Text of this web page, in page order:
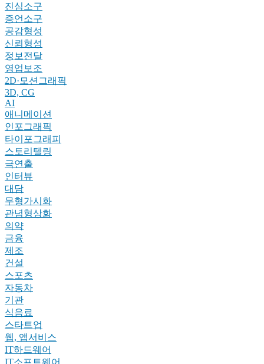
진심소구
증언소구
공감형성
신뢰형성
정보전달
영업보조
2D·모션그래픽
3D, CG
AI
애니메이션
인포그래픽
타이포그래피
스토리텔링
극연출
인터뷰
대담
무형가시화
관념형상화
의약
금융
제조
건설
스포츠
자동차
기관
식음료
스타트업
웹, 앱서비스
IT하드웨어
IT소프트웨어